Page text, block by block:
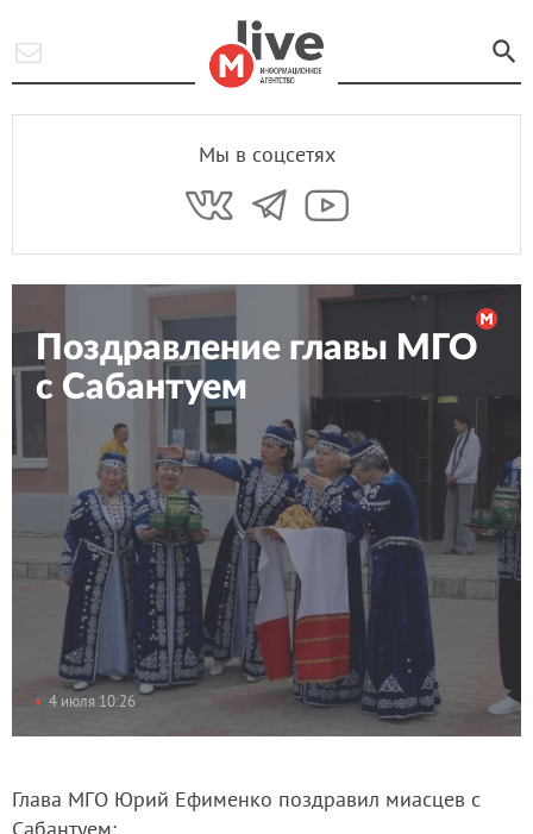
Мы в соцсетях
Поздравление главы МГО
с Сабантуем
4 июля 10:26
Глава МГО Юрий Ефименко поздравил миасцев с
Сабантуем: